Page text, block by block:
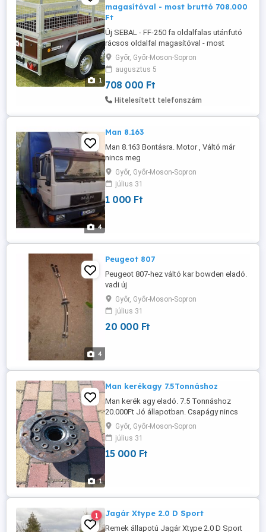
1
magasítóval - most bruttó 708.000
Ft
Új SEBAL - FF-250 fa oldalfalas utánfutó
rácsos oldalfal magasítóval - most
738.000 Ft helyett bruttó 708.000 Ft Gyártó:
Vesta Kivitel: 2 tengelyes utánfutó
Össztömeg: 750 kg Önsúly: 256 kg
Teherbírás: 494 kg Méret: 250 x 135 x 37
cm (fa oldalfalas) Nyitható homlokfal és
Győr, Győr-Moson-Sopron
augusztus 5
708 000 Ft
Hitelesített telefonszám
4
Man 8.163
Man 8.163 Bontásra. Motor , Váltó már
nincs meg
Győr, Győr-Moson-Sopron
július 31
1 000 Ft
4
Peugeot 807
Peugeot 807-hez váltó kar bowden eladó.
vadi új
Győr, Győr-Moson-Sopron
július 31
20 000 Ft
1
Man kerékagy 7.5Tonnáshoz
Man kerék agy eladó. 7.5 Tonnáshoz
20.000Ft Jó állapotban. Csapágy nincs
benne 15.000Ft
Győr, Győr-Moson-Sopron
július 31
15 000 Ft
1 Jagár Xtype 2.0 D Sport
Remek állapotú Jagár Xtype 2.0 D Sport